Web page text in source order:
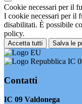
Cookie necessari per il
I cookie necessari per il
disabilitati. È possibile
policy.
Accetta tutti Salva le
IC
Contatti
IC 09 Valdonega